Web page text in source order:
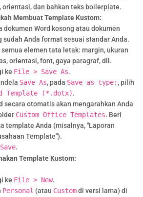
orientasi, dan bahkan teks boilerplate.
Membuat Template Kustom:
dokumen Word kosong atau dokumen
sudah Anda format sesuai standar Anda.
semua elemen tata letak: margin, ukuran
orientasi, font, gaya paragraf, dll.
ke File > Save As.
Save As, pada Save as type: , pilih
Template (*.dotx).
secara otomatis akan mengarahkan Anda
Custom Office Templates. Beri
template Anda (misalnya, "Laporan
Template").
Save.
Template Kustom:
ke File > New.
Personal (atau Customdi versi lama) di